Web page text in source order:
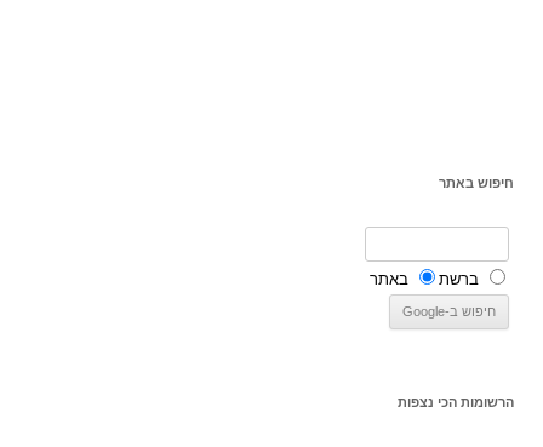
חיפוש באתר
ברשת באתר
הרשומות הכי נצפות